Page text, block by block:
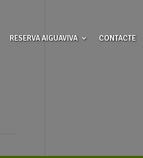
RESERVA AIGUAVIVA CONTACTE